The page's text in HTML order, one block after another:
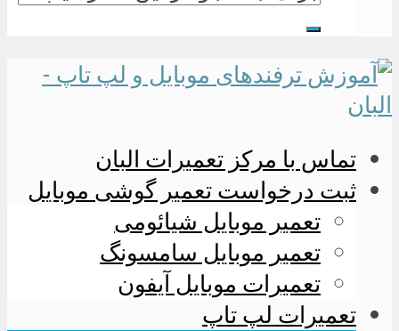
تماس با مرکز تعمیرات البان
ثبت درخواست تعمیر گوشی موبایل
تعمیر موبایل شیائومی
تعمیر موبایل سامسونگ
تعمیرات موبایل آیفون
تعمیرات لپ تاپ